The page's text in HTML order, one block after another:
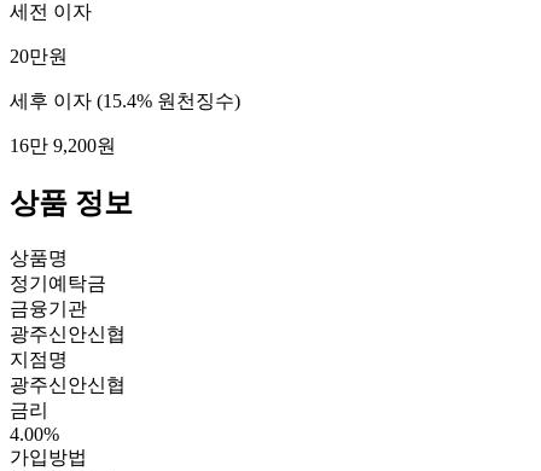
세전 이자
20만원
세후 이자 (15.4% 원천징수)
16만 9,200원
상품 정보
상품명
정기예탁금
금융기관
광주신안신협
지점명
광주신안신협
금리
4.00%
가입방법